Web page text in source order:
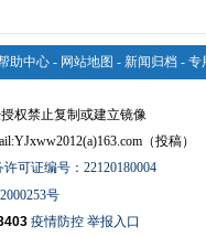
助中心 - 网站地图 - 新闻归档 - 专
权禁止复制或建立镜像
（投稿）
可证编号：22120180004
号
疫情防控 举报入口